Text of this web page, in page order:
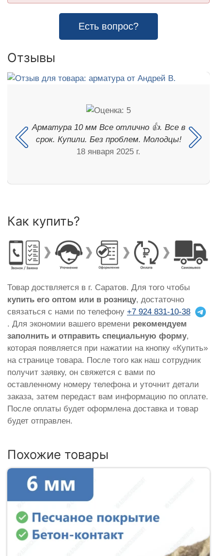
Есть вопрос?
Отзывы
Арматура 10 мм Все отлично 👍. Все в
срок. Купили. Без проблем. Молодцы!
18 января 2025 г.
Как купить?
Товар доствляется в г. Саратов. Для того чтобы
купить его оптом или в розницу, достаточно
связаться с нами по телефону +7 924 831-10-38
. Для экономии вашего времени рекомендуем
заполнить и отправить специальную форму,
которая появляется при нажатии на кнопку «Купить»
на странице товара. После того как наш сотрудник
получит заявку, он свяжется с вами по
оставленному номеру телефона и уточнит детали
заказа, затем передаст вам информацию по оплате.
После оплаты будет оформлена доставка и товар
будет отправлен.
Похожие товары